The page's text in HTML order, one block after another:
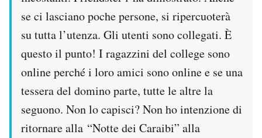
se ci lasciano poche persone, si ripercuoterà
su tutta l’utenza. Gli utenti sono collegati. È
questo il punto! I ragazzini del college sono
online perché i loro amici sono online e se una
tessera del domino parte, tutte le altre la
seguono. Non lo capisci? Non ho intenzione di
ritornare alla “Notte dei Caraibi” alla